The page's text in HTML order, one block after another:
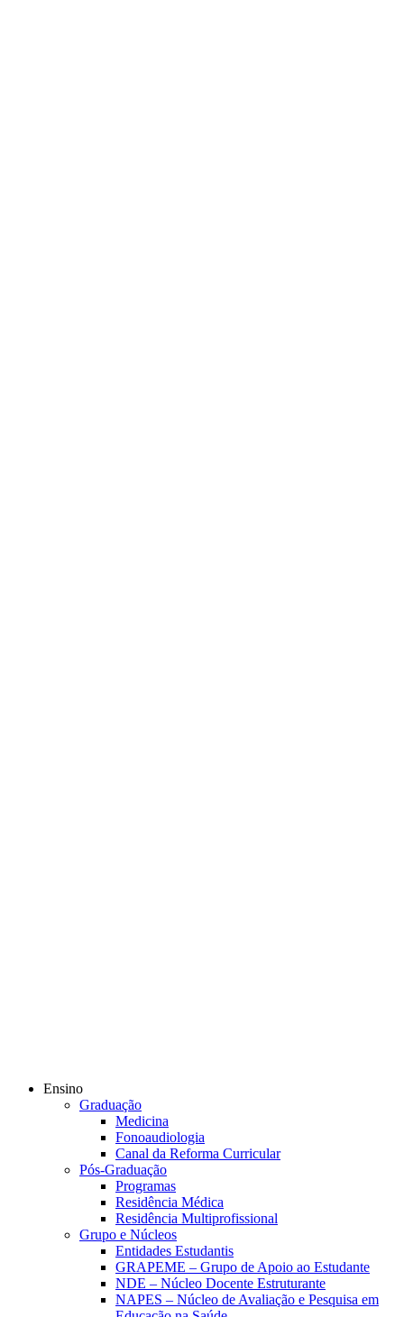
Ensino
Graduação
Medicina
Fonoaudiologia
Canal da Reforma Curricular
Pós-Graduação
Programas
Residência Médica
Residência Multiprofissional
Grupo e Núcleos
Entidades Estudantis
GRAPEME – Grupo de Apoio ao Estudante
NDE – Núcleo Docente Estruturante
NAPES – Núcleo de Avaliação e Pesquisa em